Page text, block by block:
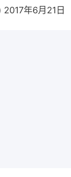
2017年6月21日